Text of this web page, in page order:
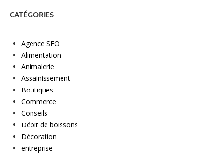
CATÉGORIES
Agence SEO
Alimentation
Animalerie
Assainissement
Boutiques
Commerce
Conseils
Débit de boissons
Décoration
entreprise